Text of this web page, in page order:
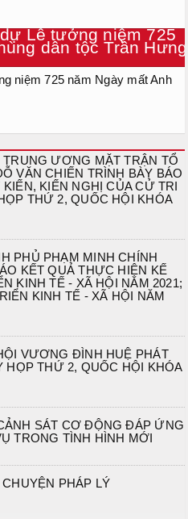
niệm 725 năm Ngày mất Anh
ƯƠNG MẶT TRẬN TỔ
VĂN CHIẾN TRÌNH BÀY BÁO
KIẾN NGHỊ CỦA CỬ TRI
THỨ 2, QUỐC HỘI KHÓA
PHỦ PHẠM MINH CHÍNH
KẾT QUẢ THỰC HIỆN KẾ
KINH TẾ - XÃ HỘI NĂM 2021;
KINH TẾ - XÃ HỘI NĂM
VƯƠNG ĐÌNH HUỆ PHÁT
HỌP THỨ 2, QUỐC HỘI KHÓA
SÁT CƠ ĐỘNG ĐÁP ỨNG
TRONG TÌNH HÌNH MỚI
PHÁP LÝ